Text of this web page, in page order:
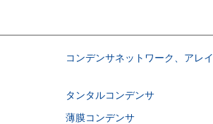
コンデンサネットワーク、アレイ
タンタルコンデンサ
薄膜コンデンサ